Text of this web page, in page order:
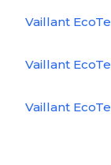
Vaillant
Vaillant
Vaillant